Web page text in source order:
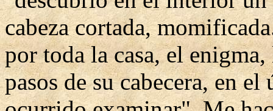
cabeza cortada,
por toda la casa, el
pasos de su cabecera, en